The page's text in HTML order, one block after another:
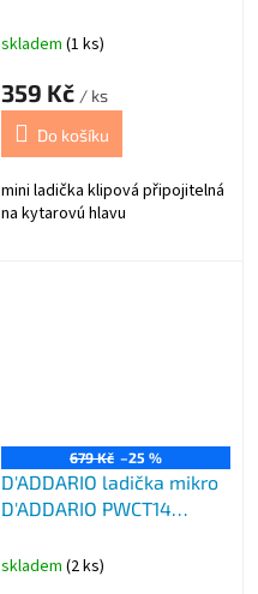
skladem (1 ks)
359 Kč / ks
Do košíku
mini ladička klipová připojitelná
na kytarovú hlavu
679 Kč –25 %
D'ADDARIO ladička mikro
D'ADDARIO PWCT14
skladem (2 ks)